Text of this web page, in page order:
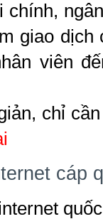
chính,
giao dịch
viên
chỉ
cáp